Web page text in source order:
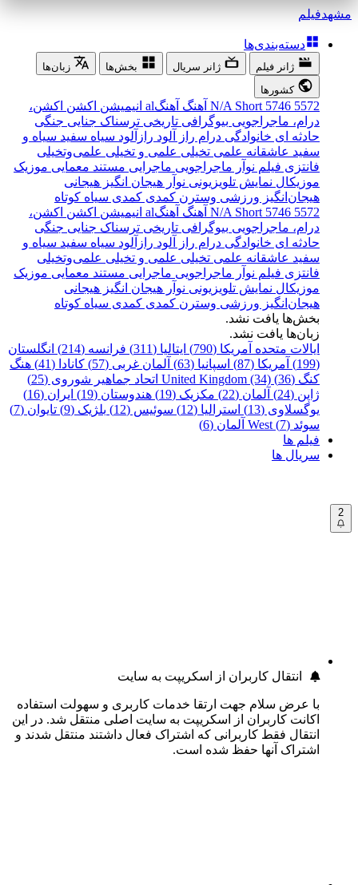
مشهدفیلم
دسته‌بندی‌ها
ژانر فیلم ژانر سریال بخش‌ها
زبان‌ها
کشورها
5572
5746
N/A Short آهنگ آهنگal انیمیشن اکشن اکشن،
درام، ماجراجویی بیوگرافی تاریخی ترسناک جنایی جنگی
حادثه ای خانوادگی درام راز آلود رازآلود سیاه سفید سیاه و
سفید عاشقانه علمی تخیلی علمی و تخیلی علمی‌و‌تخیلی
فانتزی فیلم نوآر ماجراجویی ماجرایی مستند معمایی موزیک
موزیکال نمایش تلویزیونی نوآر هیجان انگیز هیجانی
هیجان‌انگیز ورزشی وسترن کمدی کمدی سیاه کوتاه
5572
5746
N/A Short آهنگ آهنگal انیمیشن اکشن اکشن،
درام، ماجراجویی بیوگرافی تاریخی ترسناک جنایی جنگی
حادثه ای خانوادگی درام راز آلود رازآلود سیاه سفید سیاه و
سفید عاشقانه علمی تخیلی علمی و تخیلی علمی‌و‌تخیلی
فانتزی فیلم نوآر ماجراجویی ماجرایی مستند معمایی موزیک
موزیکال نمایش تلویزیونی نوآر هیجان انگیز هیجانی
هیجان‌انگیز ورزشی وسترن کمدی کمدی سیاه کوتاه
بخش‌ها یافت نشد.
زبان‌ها یافت نشد.
ایالات متحده آمریکا (790)
ایتالیا (311) فرانسه (214)
انگلستان
(199)
آمریکا (87) اسپانیا (63) آلمان غربی (57) کانادا (41)
هنگ
کنگ (36)
United Kingdom (34) اتحاد جماهیر شوروی (25)
ژاپن (24)
آلمان (22) مکزیک (19) هندوستان (19)
ایران (16)
یوگسلاوی (13)
استرالیا (12) سوئیس (12) بلژیک (9)
تایوان (7)
سوئد (7)
West آلمان (6)
فیلم ها
سریال ها
2
انتقال کاربران از اسکریپت به سایت
با عرض سلام جهت ارتقا خدمات کاربری و سهولت استفاده
اکانت کاربران از اسکریپت به سایت اصلی منتقل شد. در این
انتقال فقط کاربرانی که اشتراک فعال داشتند منتقل شدند و
اشتراک آنها حفظ شده است.